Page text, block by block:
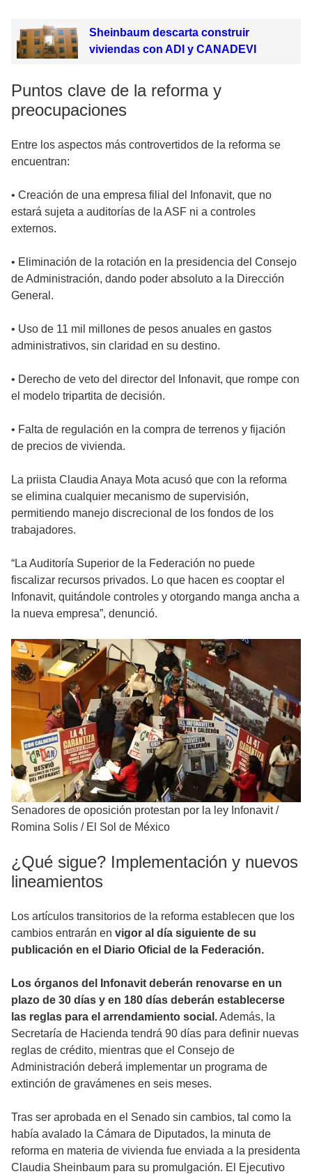
Sheinbaum descarta construir
viviendas con ADI y CANADEVI
Puntos clave de la reforma y
preocupaciones
Entre los aspectos más controvertidos de la reforma se
encuentran:
• Creación de una empresa filial del Infonavit, que no
estará sujeta a auditorías de la ASF ni a controles
externos.
• Eliminación de la rotación en la presidencia del Consejo
de Administración, dando poder absoluto a la Dirección
General.
• Uso de 11 mil millones de pesos anuales en gastos
administrativos, sin claridad en su destino.
• Derecho de veto del director del Infonavit, que rompe con
el modelo tripartita de decisión.
• Falta de regulación en la compra de terrenos y fijación
de precios de vivienda.
La priista Claudia Anaya Mota acusó que con la reforma
se elimina cualquier mecanismo de supervisión,
permitiendo manejo discrecional de los fondos de los
trabajadores.
“La Auditoría Superior de la Federación no puede
fiscalizar recursos privados. Lo que hacen es cooptar el
Infonavit, quitándole controles y otorgando manga ancha a
la nueva empresa”, denunció.
Senadores de oposición protestan por la ley Infonavit/
Romina Solis / El Sol de México
¿Qué sigue? Implementación y nuevos
lineamientos
Los artículos transitorios de la reforma establecen que los
cambios entrarán en vigor al día siguiente de su
publicación en el Diario Oficial de la Federación.
Los órganos del Infonavit deberán renovarse en un
plazo de 30 días y en 180 días deberán establecerse
las reglas para el arrendamiento social.Además, la
Secretaría de Hacienda tendrá 90 días para definir nuevas
reglas de crédito, mientras que el Consejo de
Administración deberá implementar un programa de
extinción de gravámenes en seis meses.
Tras ser aprobada en el Senado sin cambios, tal como la
había avalado la Cámara de Diputados, la minuta de
reforma en materia de vivienda fue enviada a la presidenta
Claudia Sheinbaum para su promulgación. El Ejecutivo